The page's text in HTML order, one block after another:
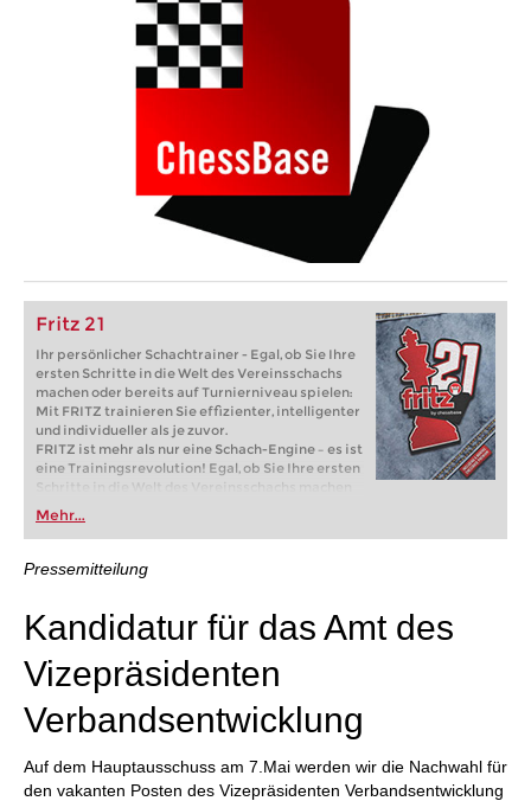
Fritz 21
Ihr persönlicher Schachtrainer - Egal, ob Sie Ihre
ersten Schritte in die Welt des Vereinsschachs
machen oder bereits auf Turnierniveau spielen:
Mit FRITZ trainieren Sie effizienter, intelligenter
und individueller als je zuvor.
FRITZ ist mehr als nur eine Schach-Engine – es ist
eine Trainingsrevolution! Egal, ob Sie Ihre ersten
Schritte in die Welt des Vereinsschachs machen
oder bereits auf Turnierniveau spielen: Mit
FRITZ trainieren Sie effizienter, intelligenter und
individueller als je zuvor.
Mehr...
Pressemitteilung
Kandidatur für das Amt des
Vizepräsidenten
Verbandsentwicklung
Auf dem Hauptausschuss am 7.Mai werden wir die Nachwahl für
den vakanten Posten des Vizepräsidenten Verbandsentwicklung